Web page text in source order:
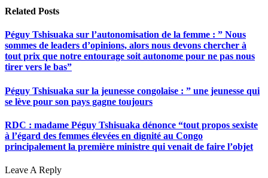
Related Posts
Péguy Tshisuaka sur l’autonomisation de la femme : ” Nous
sommes de leaders d’opinions, alors nous devons chercher à
tout prix que notre entourage soit autonome pour ne pas nous
tirer vers le bas”
Péguy Tshisuaka sur la jeunesse congolaise : ” une jeunesse qui
se lève pour son pays gagne toujours
RDC : madame Péguy Tshisuaka dénonce “tout propos sexiste
à l’égard des femmes élevées en dignité au Congo
principalement la première ministre qui venait de faire l’objet
Leave A Reply